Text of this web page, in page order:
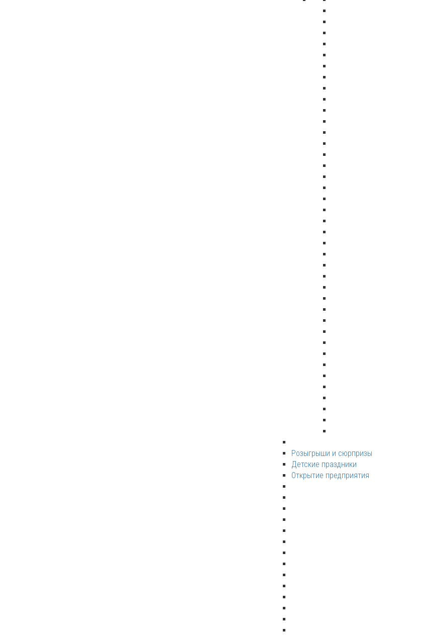
Розыгрыши и сюрпризы
Детские праздники
Открытие предприятия